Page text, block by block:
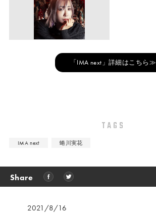
「IMA next」詳細はこちら≫
TAGS
IMA next 蜷川実花
Share
2021/8/16